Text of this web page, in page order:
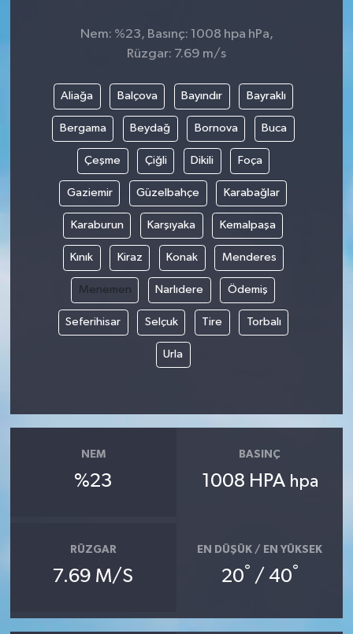
Nem: %23, Basınç: 1008 hpa hPa,
Rüzgar: 7.69 m/s
Aliağa Balçova Bayındır Bayraklı
Bergama Beydağ Bornova Buca
Çeşme Çiğli Dikili Foça
Gaziemir Güzelbahçe Karabağlar
Karaburun Karşıyaka Kemalpaşa
Kınık Kiraz Konak Menderes
Menemen Narlıdere Ödemiş
Seferihisar Selçuk Tire Torbalı
Urla
NEM
%23
BASINÇ
1008 HPA hpa
RÜZGAR
7.69 M/S
EN DÜŞÜK / EN YÜKSEK
20° / 40°